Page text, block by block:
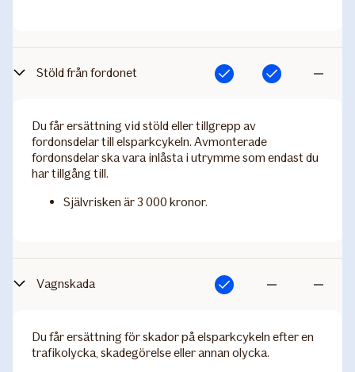
Stöld från fordonet Ingår
Ingår
Du får ersättning vid stöld eller tillgrepp av
fordonsdelar till elsparkcykeln. Avmonterade
fordonsdelar ska vara inlåsta i utrymme som endast du
har tillgång till.
Självrisken är 3 000 kronor.
Vagnskada
Ingår
Du får ersättning för skador på elsparkcykeln efter en
trafikolycka, skadegörelse eller annan olycka.